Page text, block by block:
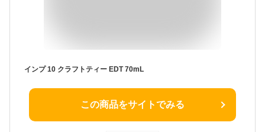
インプ 10 クラフトティー EDT 70mL
この商品をサイトでみる